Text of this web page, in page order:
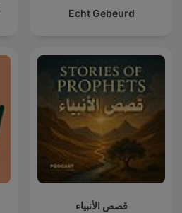
Echt Gebeurd
قصص الأنبياء